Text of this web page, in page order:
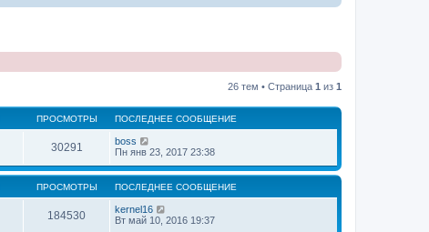
26 тем • Страница 1 из 1
ПРОСМОТРЫ ПОСЛЕДНЕЕ СООБЩЕНИЕ
30291
boss
Пн янв 23, 2017 23:38
ПРОСМОТРЫ ПОСЛЕДНЕЕ СООБЩЕНИЕ
184530
kernel16
Вт май 10, 2016 19:37